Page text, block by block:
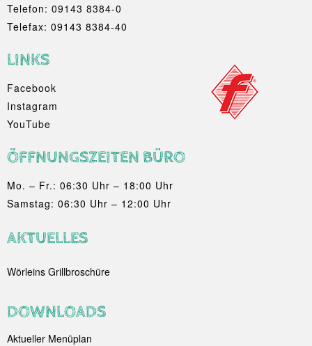
Telefon: 09143 8384-0
Telefax: 09143 8384-40
LINKS
Facebook
Instagram
YouTube
ÖFFNUNGSZEITEN BÜRO
Mo. – Fr.: 06:30 Uhr – 18:00 Uhr
Samstag: 06:30 Uhr – 12:00 Uhr
AKTUELLES
Wörleins Grillbroschüre
DOWNLOADS
Aktueller Menüplan